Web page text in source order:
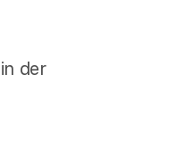
der